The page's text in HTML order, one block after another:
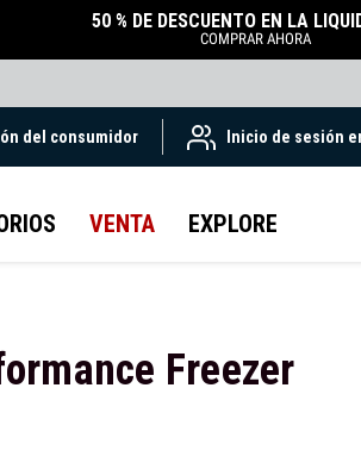
50 % DE DESCUENTO EN LA
COMPRAR AHORA
del consumidor Inicio de sesión
VENTA EXPLORE
Freezer